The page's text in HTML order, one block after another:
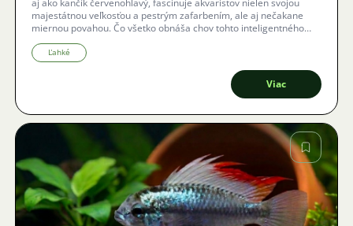
aj ako kančík červenohlavý, fascinuje akvaristov nielen svojou
majestátnou veľkosťou a pestrým zafarbením, ale aj nečakane
miernou povahou. Čo všetko obnáša chov tohto inteligentného
obra a ako mu v zajatí vytvoriť ideálne podmienky pre úspešný
odchov?
Ľahké
Viac
Obrázok